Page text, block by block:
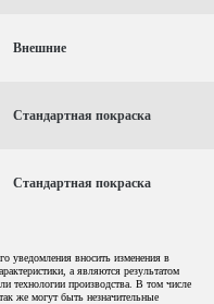
Внешние
Стандартная покраска
Стандартная покраска
уведомления вносить изменения в
а являются результатом
технологии производства. В том числе
же могут быть незначительные